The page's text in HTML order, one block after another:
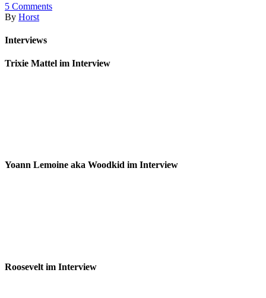
5 Comments
By Horst
Interviews
Trixie Mattel im Interview
Yoann Lemoine aka Woodkid im Interview
Roosevelt im Interview